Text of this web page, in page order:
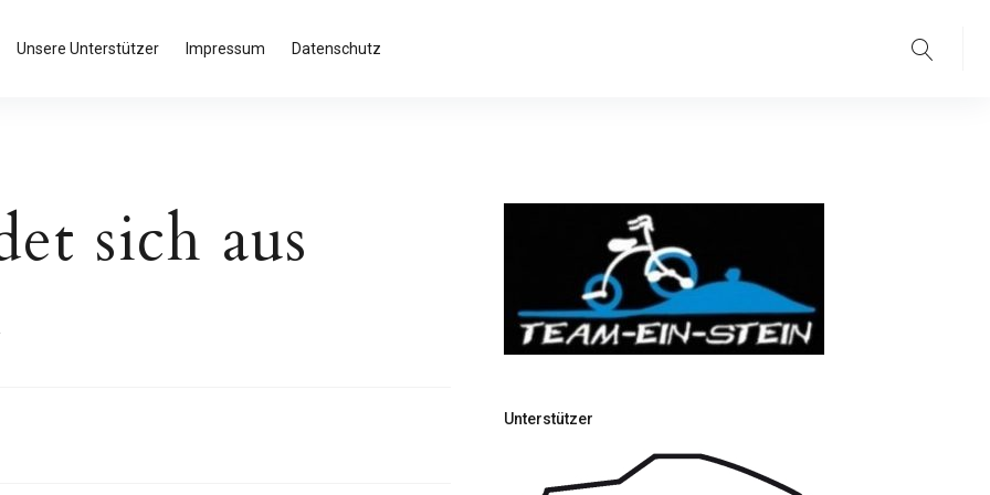
Unsere Unterstützer Impressum Datenschutz
sich aus
Unterstützer